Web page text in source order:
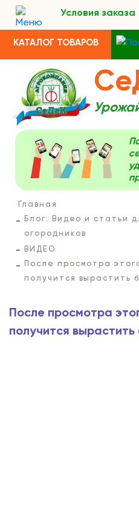
Условия заказа
КАТАЛОГ ТОВАРОВ
Главная
Блог: Видео и статьи
огородников
ВИДЕО
После просмотра
получится вырастить
После просмотра
получится